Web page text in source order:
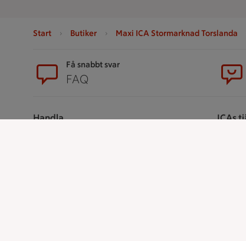
Start Butiker Maxi ICA Stormarknad Torslanda
Få snabbt svar
FAQ
Handla ICAs